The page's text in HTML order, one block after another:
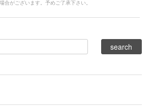
合がございます。予めご了承下さい。